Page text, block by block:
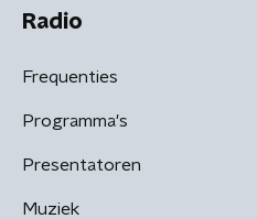
Radio
Frequenties
Programma's
Presentatoren
Muziek